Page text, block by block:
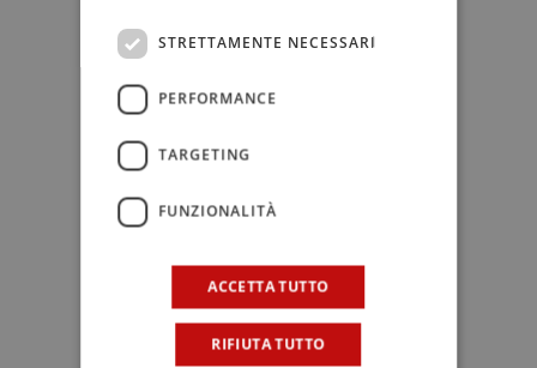
Ed eccoci alla prova del bancone. In
mescita il colore è un oro antico,
l’aspetto (prevedibilmente) velato, fin
dai primi colpi di servizio, la schiuma
(bianca e a grana media) risulta di
buona copiosità, benché di non
chilometrica persistenza. Il naso
manifesta una decisa matrice
panificata (da pasta madre, quasi
STRETTAMENTE NECESSARI
PERFORMANCE
TARGETING
FUNZIONALITÀ
ACCETTA TUTTO
RIFIUTA TUTTO